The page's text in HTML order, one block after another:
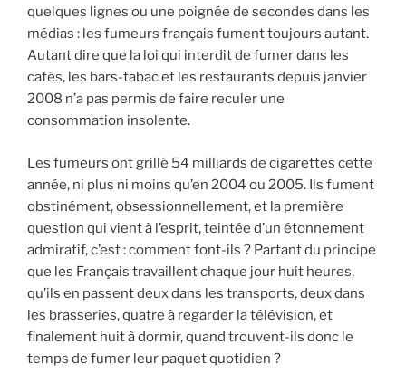
quelques lignes ou une poignée de secondes dans les
médias : les fumeurs français fument toujours autant.
Autant dire que la loi qui interdit de fumer dans les
cafés, les bars-tabac et les restaurants depuis janvier
2008 n’a pas permis de faire reculer une
consommation insolente.
Les fumeurs ont grillé 54 milliards de cigarettes cette
année, ni plus ni moins qu’en 2004 ou 2005. Ils fument
obstinément, obsessionnellement, et la première
question qui vient à l’esprit, teintée d’un étonnement
admiratif, c’est : comment font-ils ? Partant du principe
que les Français travaillent chaque jour huit heures,
qu’ils en passent deux dans les transports, deux dans
les brasseries, quatre à regarder la télévision, et
finalement huit à dormir, quand trouvent-ils donc le
temps de fumer leur paquet quotidien ?